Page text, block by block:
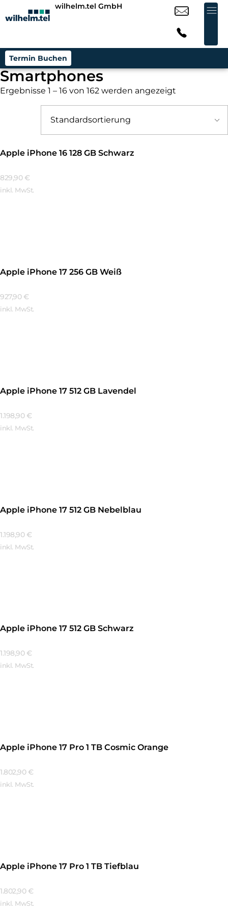
wilhelm.tel GmbH
Termin Buchen
Smartphones
Ergebnisse 1 – 16 von 162 werden angezeigt
Apple iPhone 16 128 GB Schwarz
829,90 €
inkl. MwSt.
Apple iPhone 17 256 GB Weiß
927,90 €
inkl. MwSt.
Apple iPhone 17 512 GB Lavendel
1.198,90 €
inkl. MwSt.
Apple iPhone 17 512 GB Nebelblau
1.198,90 €
inkl. MwSt.
Apple iPhone 17 512 GB Schwarz
1.198,90 €
inkl. MwSt.
Apple iPhone 17 Pro 1 TB Cosmic Orange
1.802,90 €
inkl. MwSt.
Apple iPhone 17 Pro 1 TB Tiefblau
1.802,90 €
inkl. MwSt.